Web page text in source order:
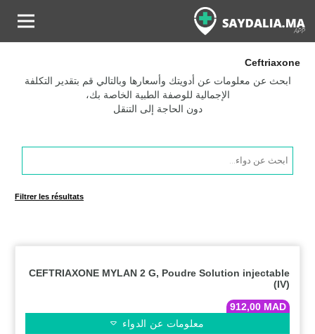
Ceftriaxone
ابحث عن معلومات عن أدويتك وأسعارها وبالتالي قم بتقدير التكلفة
الإجمالية للوصفة الطبية الخاصة بك،
دون الحاجة إلى التنقل
Products
search
Filtrer les résultats
CEFTRIAXONE MYLAN 2 G, Poudre Solution injectable
(IV)
912,00 MAD
معلومات عن الدواء